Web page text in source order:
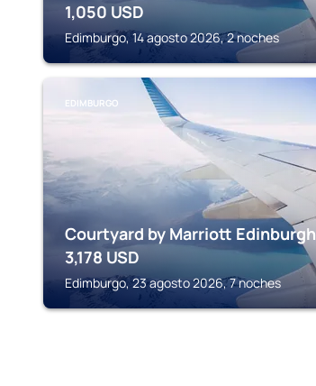
1,050 USD
Edimburgo, 14 agosto 2026, 2 noches
EDIMBURGO
Courtyard by Marriott Edinburgh
3,178 USD
Edimburgo, 23 agosto 2026, 7 noches